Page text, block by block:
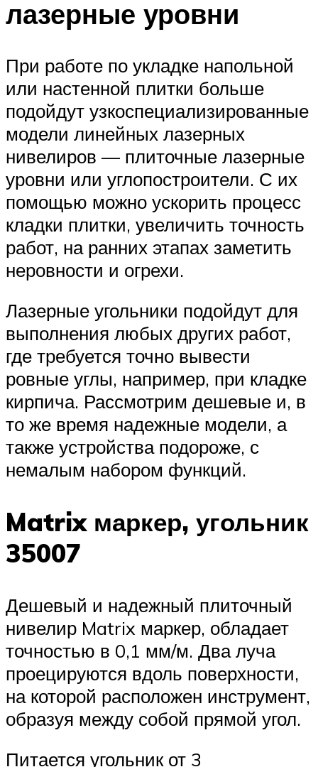
лазерные уровни
При работе по укладке напольной
или настенной плитки больше
подойдут узкоспециализированные
модели линейных лазерных
нивелиров — плиточные лазерные
уровни или углопостроители. С их
помощью можно ускорить процесс
кладки плитки, увеличить точность
работ, на ранних этапах заметить
неровности и огрехи.
Лазерные угольники подойдут для
выполнения любых других работ,
где требуется точно вывести
ровные углы, например, при кладке
кирпича. Рассмотрим дешевые и, в
то же время надежные модели, а
также устройства подороже, с
немалым набором функций.
Matrix маркер, угольник
35007
Дешевый и надежный плиточный
нивелир Matrix маркер, обладает
точностью в 0,1 мм/м. Два луча
проецируются вдоль поверхности,
на которой расположен инструмент,
образуя между собой прямой угол.
Питается угольник от 3